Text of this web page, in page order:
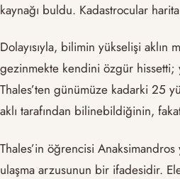
kaynağı buldu. Kadastrocular
Dolayısıyla, bilimin yükselişi
gezinmekte kendini özgür hissetti;
Thales’ten günümüze kadarki 25
aklı tarafından bilinebildiğinin,
Thales’in öğrencisi
ulaşma arzusunun bir ifadesidir.